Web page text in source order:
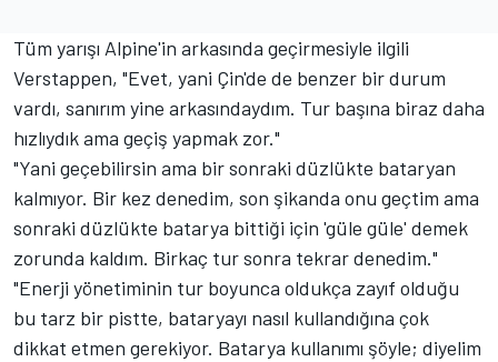
Tüm yarışı Alpine'in arkasında geçirmesiyle ilgili
Verstappen, "Evet, yani Çin'de de benzer bir durum
vardı, sanırım yine arkasındaydım. Tur başına biraz daha
hızlıydık ama geçiş yapmak zor."
"Yani geçebilirsin ama bir sonraki düzlükte bataryan
kalmıyor. Bir kez denedim, son şikanda onu geçtim ama
sonraki düzlükte batarya bittiği için 'güle güle' demek
zorunda kaldım. Birkaç tur sonra tekrar denedim."
"Enerji yönetiminin tur boyunca oldukça zayıf olduğu
bu tarz bir pistte, bataryayı nasıl kullandığına çok
dikkat etmen gerekiyor. Batarya kullanımı şöyle; diyelim